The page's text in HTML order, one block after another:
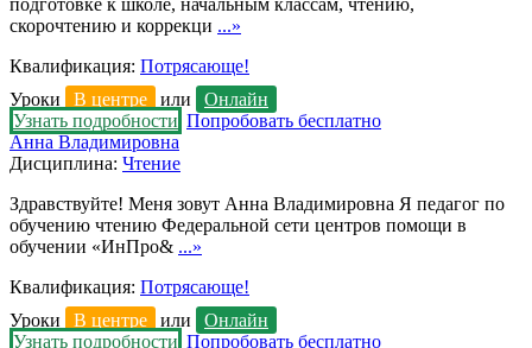
скорочтению и коррекци ...»
Квалификация: Потрясающе!
Уроки
В центре или
Онлайн
Узнать подробности Попробовать бесплатно
Анна Владимировна
Дисциплина: Чтение
Здравствуйте! Меня зовут Анна Владимировна Я педагог по
обучению чтению Федеральной сети центров помощи в
обучении «ИнПро& ...»
Квалификация: Потрясающе!
Уроки
В центре или
Онлайн
Узнать подробности Попробовать бесплатно